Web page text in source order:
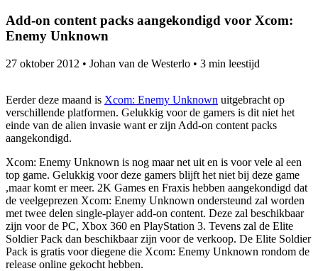
Add-on content packs aangekondigd voor Xcom:
Enemy Unknown
27 oktober 2012 • Johan van de Westerlo • 3 min leestijd
Eerder deze maand is Xcom: Enemy Unknown uitgebracht op
verschillende platformen. Gelukkig voor de gamers is dit niet het
einde van de alien invasie want er zijn Add-on content packs
aangekondigd.
Xcom: Enemy Unknown is nog maar net uit en is voor vele al een
top game. Gelukkig voor deze gamers blijft het niet bij deze game
,maar komt er meer. 2K Games en Fraxis hebben aangekondigd dat
de veelgeprezen Xcom: Enemy Unknown ondersteund zal worden
met twee delen single-player add-on content. Deze zal beschikbaar
zijn voor de PC, Xbox 360 en PlayStation 3. Tevens zal de Elite
Soldier Pack dan beschikbaar zijn voor de verkoop. De Elite Soldier
Pack is gratis voor diegene die Xcom: Enemy Unknown rondom de
release online gekocht hebben.